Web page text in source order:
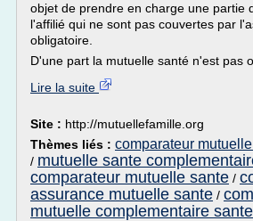
objet de prendre en charge une partie
l'affilié qui ne sont pas couvertes par
obligatoire.
D'une part la mutuelle santé n'est pas
Lire la suite
Site : http://mutuellefamille.org
Thèmes liés : comparateur
/ mutuelle sante
comparateur mutuelle sante /
assurance mutuelle sante /
mutuelle complementaire sante